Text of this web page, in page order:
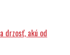
drzosť, akú od